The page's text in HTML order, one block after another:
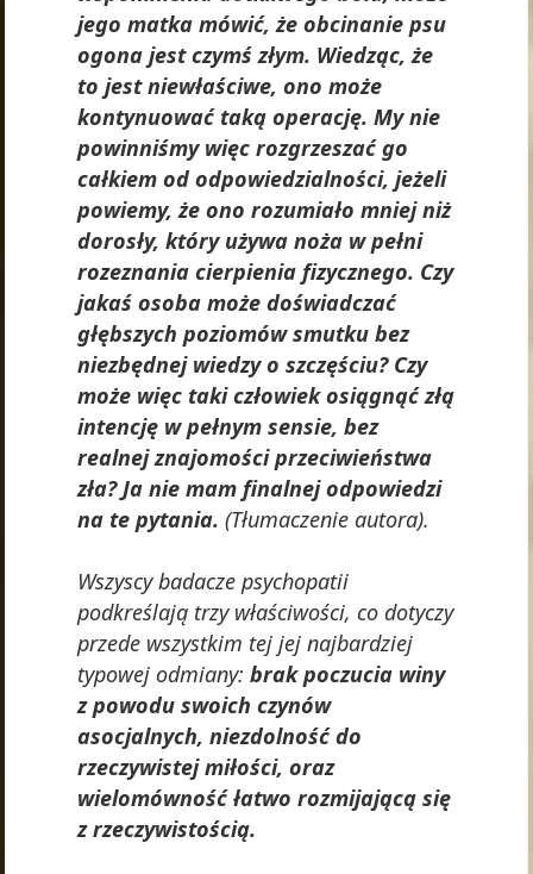
jego matka mówić, że obcinanie psu
ogona jest czymś złym. Wiedząc, że
to jest niewłaściwe, ono może
kontynuować taką operację. My nie
powinniśmy więc rozgrzeszać go
całkiem od odpowiedzialności, jeżeli
powiemy, że ono rozumiało mniej niż
dorosły, który używa noża w pełni
rozeznania cierpienia fizycznego. Czy
jakaś osoba może doświadczać
głębszych poziomów smutku bez
niezbędnej wiedzy o szczęściu? Czy
może więc taki człowiek osiągnąć złą
intencję w pełnym sensie, bez
realnej znajomości przeciwieństwa
zła? Ja nie mam finalnej odpowiedzi
na te pytania. (Tłumaczenie autora).
Wszyscy badacze psychopatii
podkreślają trzy właściwości, co dotyczy
przede wszystkim tej jej najbardziej
typowej odmiany:brak poczucia winy
z powodu swoich czynów
asocjalnych, niezdolność do
rzeczywistej miłości, oraz
wielomówność łatwo rozmijającą się
z rzeczywistością.